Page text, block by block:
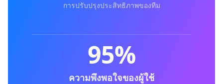
การปรับปรุงประสิทธิภาพของทีม
95%
ความพึงพอใจของผู้ใช้